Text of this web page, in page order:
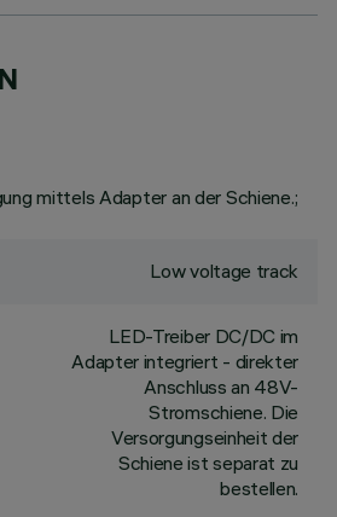
mittels Adapter an der Schiene.;
Low voltage track
LED-Treiber DC/DC im
Adapter integriert - direkter
Anschluss an 48V-
Stromschiene. Die
Versorgungseinheit der
Schiene ist separat zu
bestellen.